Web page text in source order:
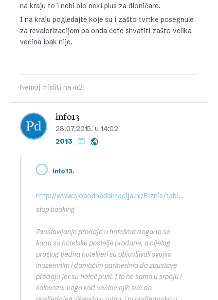
na kraju to i nebi bio neki plus za dioničare.
I na kraju pogledajte koje su i zašto tvrtke posegnule
za revalorizacijom pa onda ćete shvatiti zašto velika
većina ipak nije.
Nemoj misliti na m2!
info13
28.07.2015. u 14:02
2013
info13,
http://www.slobodnadalmacija.hr/Biznis/tabid/69/articleType/ArticleView/articleId/293401/Default.aspx
stop booking
Zaustavljanje prodaje u hotelima događa se
kada su hotelske postelje prodane, a cijelog
prošlog tjedna hotelijeri su objavljivali svojim
inozemnim i domaćim partnerima da zaustave
prodaju jer su hoteli puni. I to ne samo u srpnju i
kolovozu, nego kod većine njih sve do